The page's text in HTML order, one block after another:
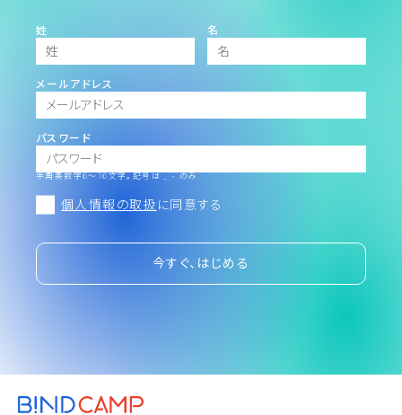
姓 名
メールアドレス
パスワード
半角英数字6～16文字。記号は _ - のみ
個人情報の取扱 に同意する
今すぐ、はじめる